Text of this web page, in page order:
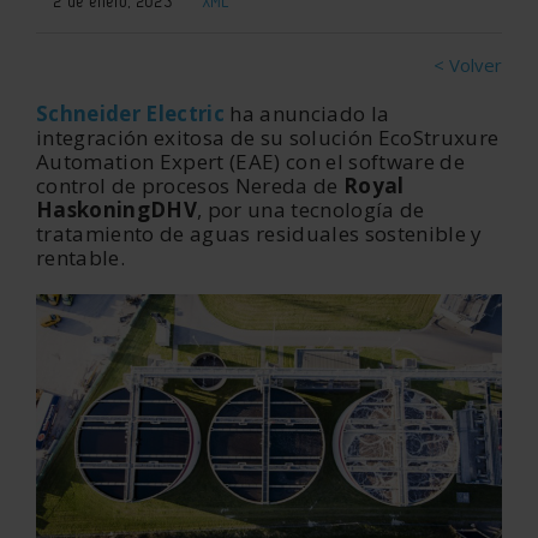
< Volver
Schneider Electric ha anunciado la
integración exitosa de su solución EcoStruxure
Automation Expert (EAE) con el software de
control de procesos Nereda de Royal
HaskoningDHV, por una tecnología de
tratamiento de aguas residuales sostenible y
rentable.